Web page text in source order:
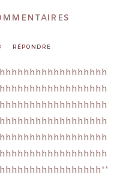
RÉPONDRE